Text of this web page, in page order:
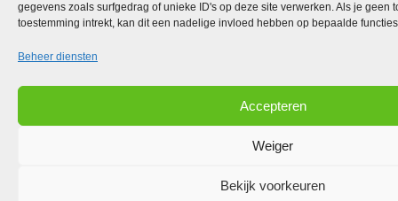
gegevens zoals surfgedrag of unieke ID's op deze site verwerken. Als je geen
toestemming intrekt, kan dit een nadelige invloed hebben op bepaalde
Beheer diensten
Accepteren
Weiger
Bekijk voorkeuren